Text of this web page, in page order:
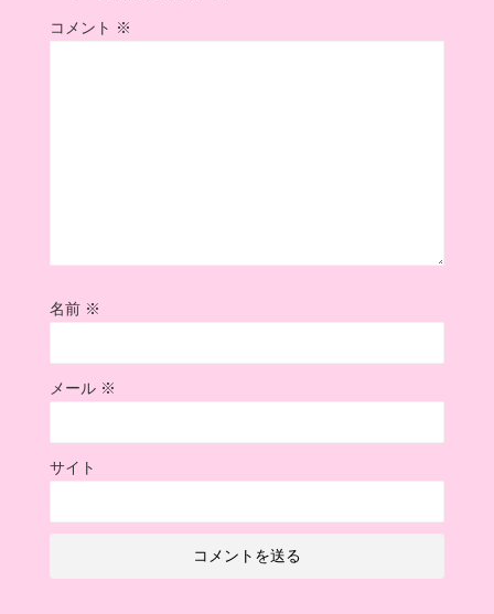
コメント ※
名前 ※
メール ※
サイト